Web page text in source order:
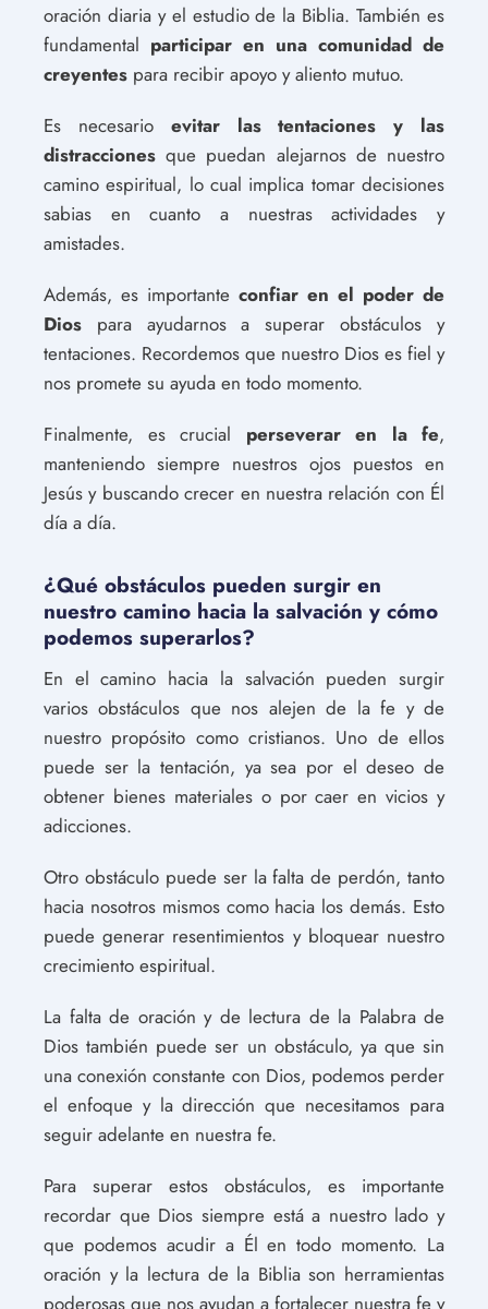
oración diaria y el estudio de la Biblia. También es
fundamental participar en una comunidad de
creyentes para recibir apoyo y aliento mutuo.
Es necesario evitar las tentaciones y las
distracciones que puedan alejarnos de nuestro
camino espiritual, lo cual implica tomar decisiones
sabias en cuanto a nuestras actividades y
amistades.
Además, es importante confiar en el poder de
Dios para ayudarnos a superar obstáculos y
tentaciones. Recordemos que nuestro Dios es fiel y
nos promete su ayuda en todo momento.
Finalmente, es crucial perseverar en la fe,
manteniendo siempre nuestros ojos puestos en
Jesús y buscando crecer en nuestra relación con Él
día a día.
¿Qué obstáculos pueden surgir en
nuestro camino hacia la salvación y cómo
podemos superarlos?
En el camino hacia la salvación pueden surgir
varios obstáculos que nos alejen de la fe y de
nuestro propósito como cristianos. Uno de ellos
puede ser la tentación, ya sea por el deseo de
obtener bienes materiales o por caer en vicios y
adicciones.
Otro obstáculo puede ser la falta de perdón, tanto
hacia nosotros mismos como hacia los demás. Esto
puede generar resentimientos y bloquear nuestro
crecimiento espiritual.
La falta de oración y de lectura de la Palabra de
Dios también puede ser un obstáculo, ya que sin
una conexión constante con Dios, podemos perder
el enfoque y la dirección que necesitamos para
seguir adelante en nuestra fe.
Para superar estos obstáculos, es importante
recordar que Dios siempre está a nuestro lado y
que podemos acudir a Él en todo momento. La
oración y la lectura de la Biblia son herramientas
poderosas que nos ayudan a fortalecer nuestra fe y